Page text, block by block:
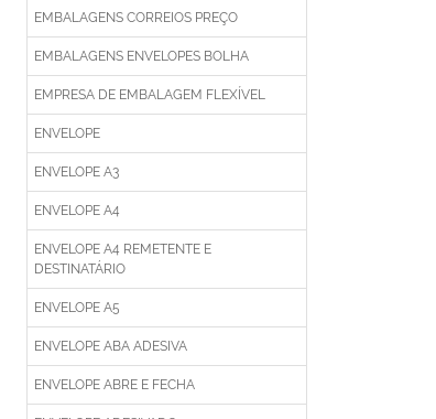
EMBALAGENS CORREIOS PREÇO
EMBALAGENS ENVELOPES BOLHA
EMPRESA DE EMBALAGEM FLEXÍVEL
ENVELOPE
ENVELOPE A3
ENVELOPE A4
ENVELOPE A4 REMETENTE E
DESTINATÁRIO
ENVELOPE A5
ENVELOPE ABA ADESIVA
ENVELOPE ABRE E FECHA